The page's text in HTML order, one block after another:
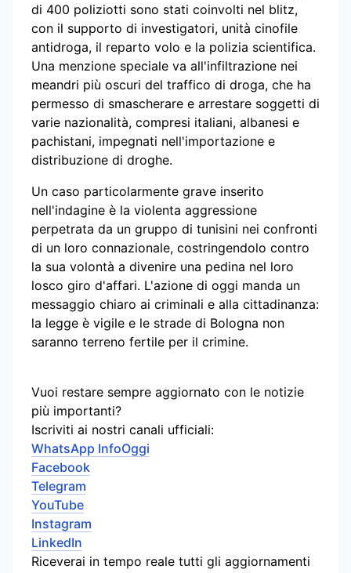
di 400 poliziotti sono stati coinvolti nel blitz,
con il supporto di investigatori, unità cinofile
antidroga, il reparto volo e la polizia scientifica.
Una menzione speciale va all'infiltrazione nei
meandri più oscuri del traffico di droga, che ha
permesso di smascherare e arrestare soggetti di
varie nazionalità, compresi italiani, albanesi e
pachistani, impegnati nell'importazione e
distribuzione di droghe.
Un caso particolarmente grave inserito
nell'indagine è la violenta aggressione
perpetrata da un gruppo di tunisini nei confronti
di un loro connazionale, costringendolo contro
la sua volontà a divenire una pedina nel loro
losco giro d'affari. L'azione di oggi manda un
messaggio chiaro ai criminali e alla cittadinanza:
la legge è vigile e le strade di Bologna non
saranno terreno fertile per il crimine.
Vuoi restare sempre aggiornato con le notizie
più importanti?
Iscriviti ai nostri canali ufficiali:
WhatsApp InfoOggi
Facebook
Telegram
YouTube
Instagram
LinkedIn
Riceverai in tempo reale tutti gli aggiornamenti